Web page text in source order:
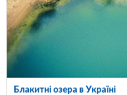
Блакитні озера в Україні